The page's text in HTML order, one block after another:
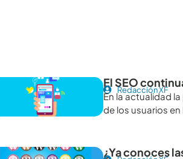
El SEO
Redacción XF
En la actualidad
de los usuarios
¿Ya conoces